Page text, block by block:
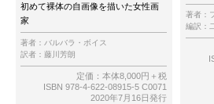
初めて裸体の自画像を描いた女性画
家
著者： バルバラ・ボイス
訳者： 藤川芳朗
定価：本体8,000円＋税
ISBN 978-4-622-08915-5 C0071
2020年7月16日発行
著者：
編訳：